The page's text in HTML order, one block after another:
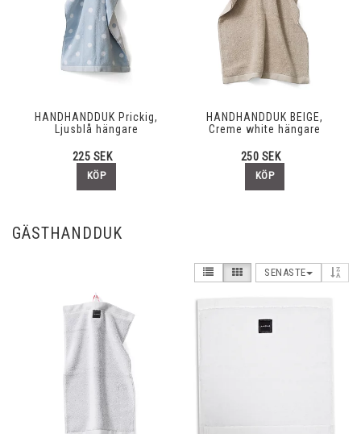
HANDHANDDUK Prickig,
Ljusblå hängare
225 SEK
KÖP
HANDHANDDUK BEIGE,
Creme white hängare
250 SEK
KÖP
GÄSTHANDDUK
SENASTE